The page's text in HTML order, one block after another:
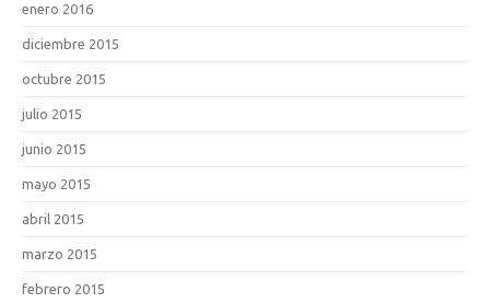
enero 2016
diciembre 2015
octubre 2015
julio 2015
junio 2015
mayo 2015
abril 2015
marzo 2015
febrero 2015